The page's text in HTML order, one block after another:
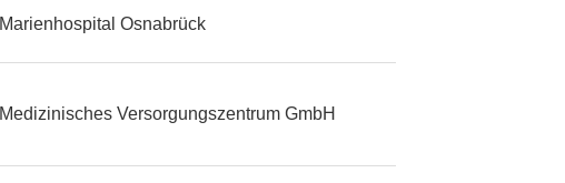
Marienhospital Osnabrück
Medizinisches Versorgungszentrum GmbH